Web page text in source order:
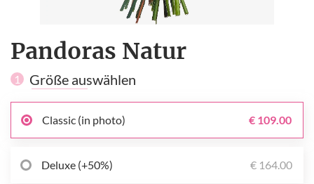
Pandoras Natur
1 Größe auswählen
Classic (in photo) € 109.00
Deluxe (+50%) € 164.00